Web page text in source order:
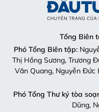
Tổng Biên
Phó Tổng Biên tập:
Thị Hồng Sương, Trương
Văn Quang, Nguyễn Đức
Phó Tổng Thư ký tòa
Dũng,